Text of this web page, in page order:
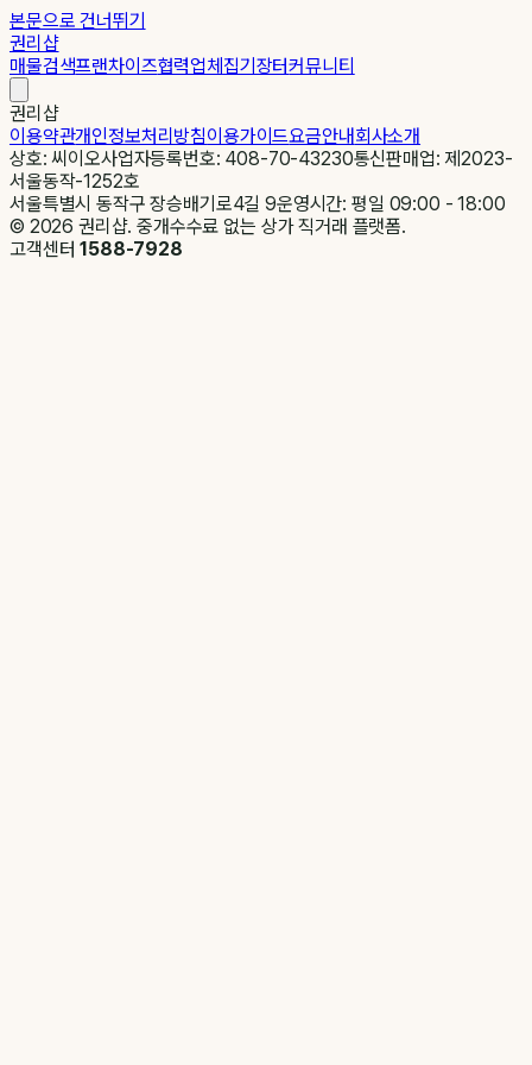
본문으로 건너뛰기
권리샵
매물검색프랜차이즈협력업체집기장터커뮤니티
권리샵
이용약관개인정보처리방침이용가이드요금안내회사소개
상호: 씨이오사업자등록번호: 408-70-43230통신판매업: 제2023-
서울동작-1252호
서울특별시 동작구 장승배기로4길 9운영시간: 평일 09:00 - 18:00
© 2026 권리샵. 중개수수료 없는 상가 직거래 플랫폼.
고객센터1588-7928